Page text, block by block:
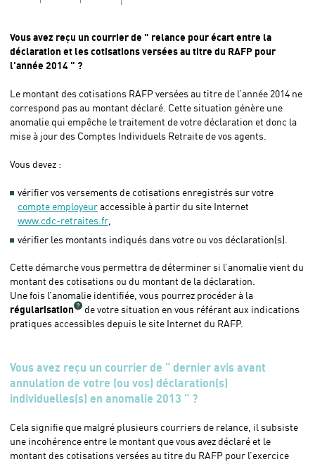
ici
Vous avez reçu un courrier de " relance pour écart entre la
déclaration et les cotisations versées au titre du RAFP pour
l'année 2014 " ?
Le montant des cotisations RAFP versées au titre de l’année 2014 ne
correspond pas au montant déclaré. Cette situation génère une
anomalie qui empêche le traitement de votre déclaration et donc la
mise à jour des Comptes Individuels Retraite de vos agents.
Vous devez :
vérifier vos versements de cotisations enregistrés sur votre
compte employeur accessible à partir du site Internet
www.cdc-retraites.fr,
vérifier les montants indiqués dans votre ou vos déclaration(s).
Cette démarche vous permettra de déterminer si l’anomalie vient du
montant des cotisations ou du montant de la déclaration.
Une fois l’anomalie identifiée, vous pourrez procéder à la
régularisation
de votre situation en vous référant aux indications
pratiques accessibles depuis le site Internet du RAFP.
Vous avez reçu un courrier de " dernier avis avant
annulation de votre (ou vos) déclaration(s)
individuelles(s) en anomalie 2013 " ?
Cela signifie que malgré plusieurs courriers de relance, il subsiste
une incohérence entre le montant que vous avez déclaré et le
montant des cotisations versées au titre du RAFP pour l’exercice